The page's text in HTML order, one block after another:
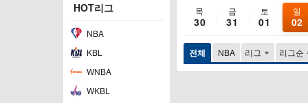
HOT리그
NBA
KBL
WNBA
WKBL
목
30
금
31
토
01
일
02
전체 NBA 리그 리그순